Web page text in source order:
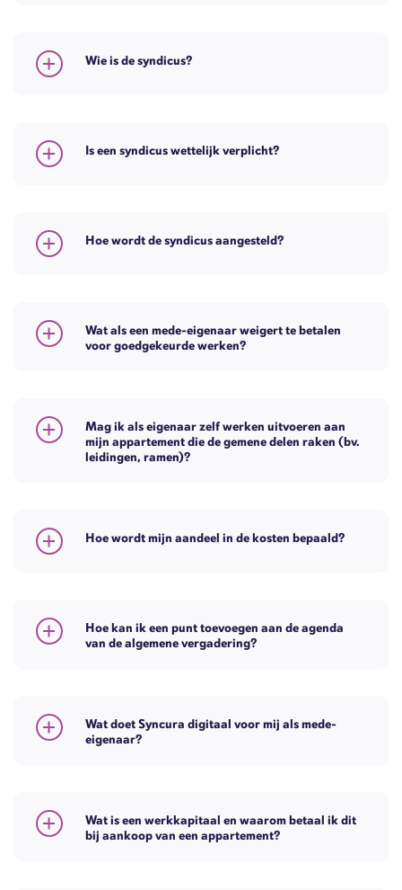
Wie is de syndicus?
Is een syndicus wettelijk verplicht?
Hoe wordt de syndicus aangesteld?
Wat als een mede-eigenaar weigert te betalen
voor goedgekeurde werken?
Mag ik als eigenaar zelf werken uitvoeren aan
mijn appartement die de gemene delen raken (bv.
leidingen, ramen)?
Hoe wordt mijn aandeel in de kosten bepaald?
Hoe kan ik een punt toevoegen aan de agenda
van de algemene vergadering?
Wat doet Syncura digitaal voor mij als mede-
eigenaar?
Wat is een werkkapitaal en waarom betaal ik dit
bij aankoop van een appartement?